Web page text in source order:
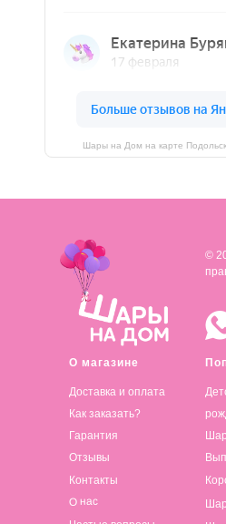
Шары на Дом на карте
О магазине
Доставка и оплата
©
Как заказать?
Гарантия
Отзывы
Контакты
О нас